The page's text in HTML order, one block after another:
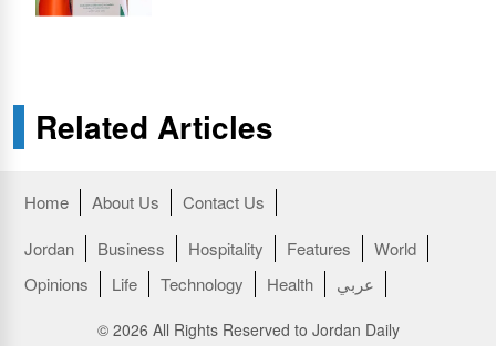
Related Articles
Home About Us
Contact Us
Jordan
Business Hospitality Features
World
Opinions
Life Technology Health عربي
© 2026 All Rights Reserved to Jordan Daily